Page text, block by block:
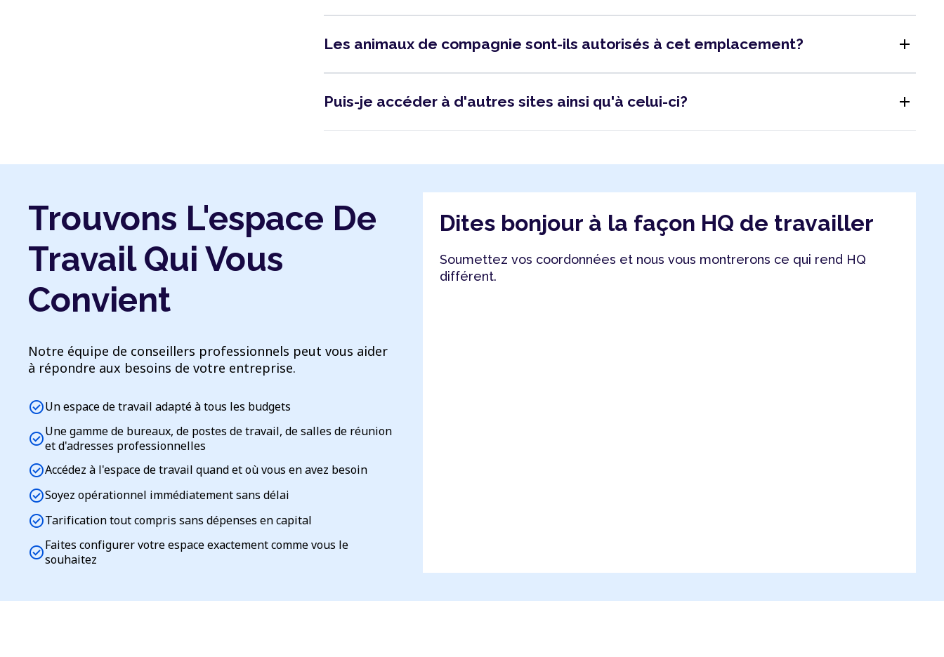
Les animaux de compagnie sont-ils autorisés à cet emplacement? add
Puis-je accéder à d'autres sites ainsi qu'à celui-ci? add
Trouvons L'espace De
Travail Qui Vous
Convient
Notre équipe de conseillers professionnels peut vous aider
à répondre aux besoins de votre entreprise.
check_circleUn espace de travail adapté à tous les budgets
check_circleUne gamme de bureaux, de postes de travail, de salles de réunion
et d'adresses professionnelles
check_circleAccédez à l'espace de travail quand et où vous en avez besoin
check_circleSoyez opérationnel immédiatement sans délai
check_circleTarification tout compris sans dépenses en capital
check_circleFaites configurer votre espace exactement comme vous le
souhaitez
Dites bonjour à la façon HQ de travailler
Soumettez vos coordonnées et nous vous montrerons ce qui rend HQ
différent.